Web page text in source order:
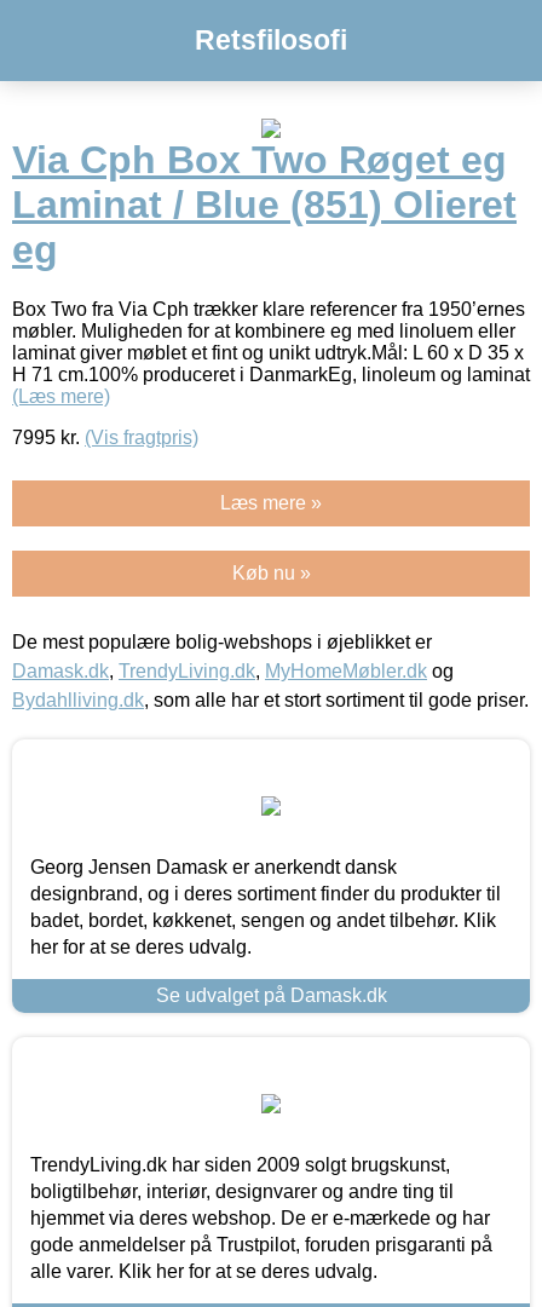
Retsfilosofi
Via Cph Box Two Røget eg
Laminat / Blue (851) Olieret
eg
Box Two fra Via Cph trækker klare referencer fra 1950’ernes
møbler. Muligheden for at kombinere eg med linoluem eller
laminat giver møblet et fint og unikt udtryk.Mål: L 60 x D 35 x
H 71 cm.100% produceret i DanmarkEg, linoleum og laminat
(Læs mere)
7995 kr. (Vis fragtpris)
Læs mere »
Køb nu »
De mest populære bolig-webshops i øjeblikket er
Damask.dk, TrendyLiving.dk, MyHomeMøbler.dk og
Bydahlliving.dk, som alle har et stort sortiment til gode priser.
Georg Jensen Damask er anerkendt dansk
designbrand, og i deres sortiment finder du produkter til
badet, bordet, køkkenet, sengen og andet tilbehør. Klik
her for at se deres udvalg.
Se udvalget på Damask.dk
TrendyLiving.dk har siden 2009 solgt brugskunst,
boligtilbehør, interiør, designvarer og andre ting til
hjemmet via deres webshop. De er e-mærkede og har
gode anmeldelser på Trustpilot, foruden prisgaranti på
alle varer. Klik her for at se deres udvalg.